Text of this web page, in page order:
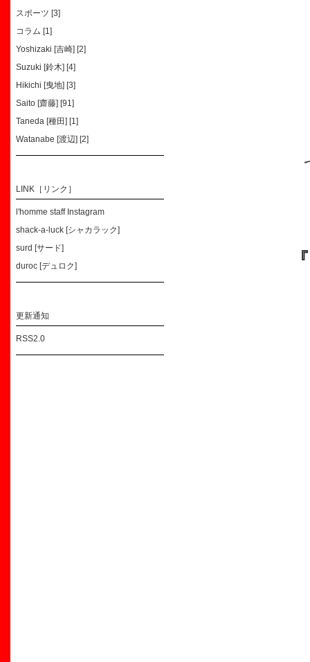
スポーツ [3]
コラム [1]
Yoshizaki [吉崎] [2]
Suzuki [鈴木] [4]
Hikichi [曳地] [3]
Saito [齋藤] [91]
Taneda [種田] [1]
Watanabe [渡辺] [2]
LINK［リンク］
l'homme staff Instagram
shack-a-luck [シャカラック]
surd [サード]
duroc [デュロク]
更新通知
RSS2.0